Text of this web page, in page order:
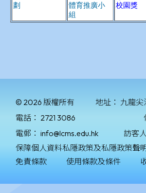
© 2026 版權所有 地址： 九龍尖
電話： 2721 3086
電郵： info@lcms.edu.hk 訪客
保障個人資料私隱政策及私隱政策聲
免責條款
使用條款及條件